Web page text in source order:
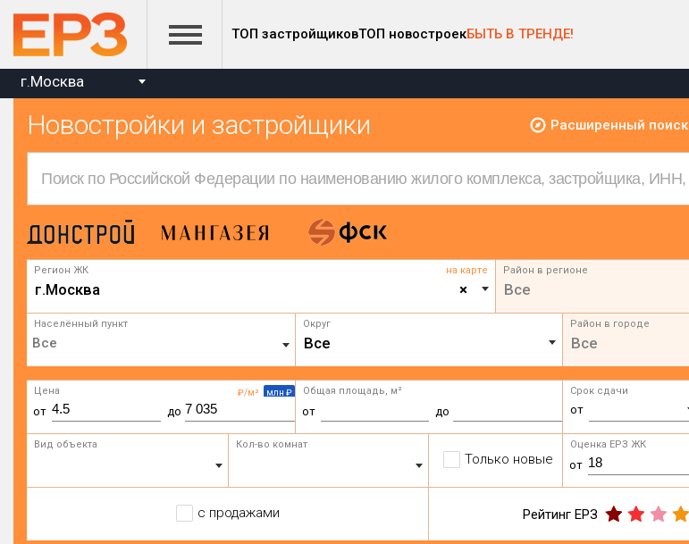
ТОП застройщиковТОП новостроекБЫТЬ В ТРЕНДЕ!
г.Москва
Новостройки и застройщики Расширенный поиск
Регион ЖК на карте
×
г.Москва
Район в регионе
Все
Населённый пункт Округ
Все
Район в городе
Все
₽/м² млн ₽
Цена
от до
Общая площадь, м²
от до
Срок сдачи
от
Вид объекта Кол-во комнат
Только новые
Оценка ЕРЗ ЖК
от
с продажами Рейтинг ЕРЗ